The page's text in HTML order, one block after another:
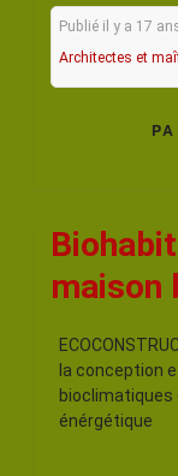
Publié il y a 17
Architectes et
maison
la conception
bioclimatiques
énérgétique